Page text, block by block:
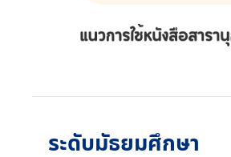
ระดับมัธยมศึกษา